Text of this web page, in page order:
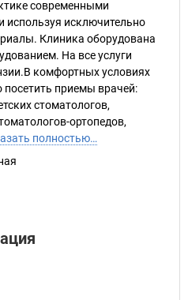
современными
используя исключительно
Клиника оборудована
На все услуги
комфортных условиях
посетить приемы врачей:
стоматологов,
ортопедов,
полностью…